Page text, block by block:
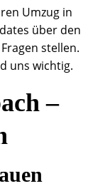
Umzug in
über den
stellen.
uns wichtig.
–